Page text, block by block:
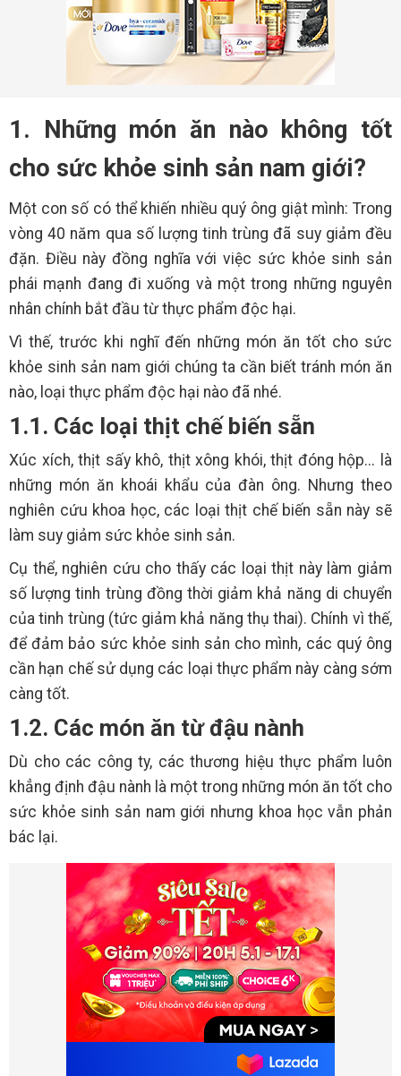
1. Những món ăn nào không tốt
cho sức khỏe sinh sản nam giới?
Một con số có thể khiến nhiều quý ông giật mình: Trong
vòng 40 năm qua số lượng tinh trùng đã suy giảm đều
đặn. Điều này đồng nghĩa với việc sức khỏe sinh sản
phái mạnh đang đi xuống và một trong những nguyên
nhân chính bắt đầu từ thực phẩm độc hại.
Vì thế, trước khi nghĩ đến những món ăn tốt cho sức
khỏe sinh sản nam giới chúng ta cần biết tránh món ăn
nào, loại thực phẩm độc hại nào đã nhé.
1.1. Các loại thịt chế biến sẵn
Xúc xích, thịt sấy khô, thịt xông khói, thịt đóng hộp... là
những món ăn khoái khẩu của đàn ông. Nhưng theo
nghiên cứu khoa học, các loại thịt chế biến sẵn này sẽ
làm suy giảm sức khỏe sinh sản.
Cụ thể, nghiên cứu cho thấy các loại thịt này làm giảm
số lượng tinh trùng đồng thời giảm khả năng di chuyển
của tinh trùng (tức giảm khả năng thụ thai). Chính vì thế,
để đảm bảo sức khỏe sinh sản cho mình, các quý ông
cần hạn chế sử dụng các loại thực phẩm này càng sớm
càng tốt.
1.2. Các món ăn từ đậu nành
Dù cho các công ty, các thương hiệu thực phẩm luôn
khẳng định đậu nành là một trong những món ăn tốt cho
sức khỏe sinh sản nam giới nhưng khoa học vẫn phản
bác lại.